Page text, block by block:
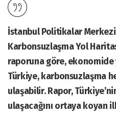
İstanbul Politikalar
Karbonsuzlaşma Yol
raporuna göre,
Türkiye, karbonsuzlaşma
ulaşabilir. Rapor,
ulaşacağını ortaya koyan